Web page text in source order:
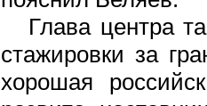
Глава центра
стажировки за
хорошая